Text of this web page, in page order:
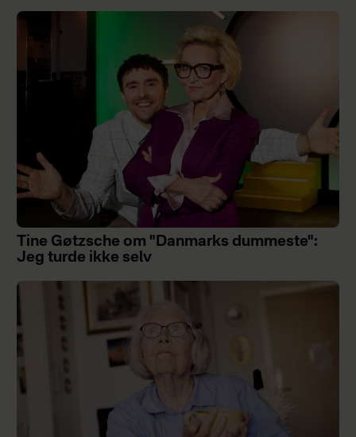
Tine Gøtzsche om "Danmarks dummeste":
Jeg turde ikke selv